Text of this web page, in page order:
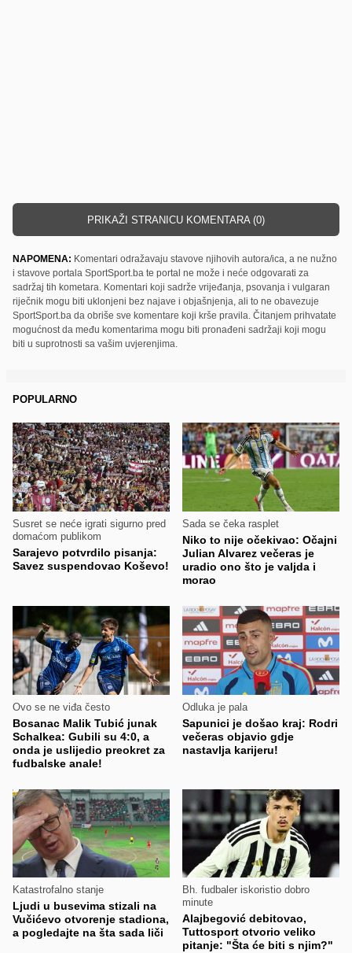
PRIKAŽI STRANICU KOMENTARA (0)
NAPOMENA: Komentari odražavaju stavove njihovih autora/ica, a ne nužno
i stavove portala SportSport.ba te portal ne može i neće odgovarati za
sadržaj tih kometara. Komentari koji sadrže vrijeđanja, psovanja i vulgaran
riječnik mogu biti uklonjeni bez najave i objašnjenja, ali to ne obavezuje
SportSport.ba da obriše sve komentare koji krše pravila. Čitanjem prihvatate
mogućnost da među komentarima mogu biti pronađeni sadržaji koji mogu
biti u suprotnosti sa vašim uvjerenjima.
POPULARNO
Susret se neće igrati sigurno pred
domaćom publikom
Sarajevo potvrdilo pisanja:
Savez suspendovao Koševo!
Sada se čeka rasplet
Niko to nije očekivao: Očajni
Julian Alvarez večeras je
uradio ono što je valjda i
morao
Ovo se ne viđa često
Bosanac Malik Tubić junak
Schalkea: Gubili su 4:0, a
onda je uslijedio preokret za
fudbalske anale!
Odluka je pala
Sapunici je došao kraj: Rodri
večeras objavio gdje
nastavlja karijeru!
Katastrofalno stanje
Ljudi u busevima stizali na
Vučićevo otvorenje stadiona,
a pogledajte na šta sada liči
Bh. fudbaler iskoristio dobro
minute
Alajbegović debitovao,
Tuttosport otvorio veliko
pitanje: "Šta će biti s njim?"